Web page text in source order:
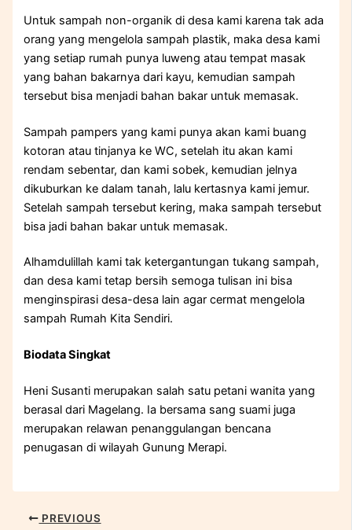
Untuk sampah non-organik di desa kami karena tak ada
orang yang mengelola sampah plastik, maka desa kami
yang setiap rumah punya luweng atau tempat masak
yang bahan bakarnya dari kayu, kemudian sampah
tersebut bisa menjadi bahan bakar untuk memasak.
Sampah pampers yang kami punya akan kami buang
kotoran atau tinjanya ke WC, setelah itu akan kami
rendam sebentar, dan kami sobek, kemudian jelnya
dikuburkan ke dalam tanah, lalu kertasnya kami jemur.
Setelah sampah tersebut kering, maka sampah tersebut
bisa jadi bahan bakar untuk memasak.
Alhamdulillah kami tak ketergantungan tukang sampah,
dan desa kami tetap bersih semoga tulisan ini bisa
menginspirasi desa-desa lain agar cermat mengelola
sampah Rumah Kita Sendiri.
Biodata Singkat
Heni Susanti merupakan salah satu petani wanita yang
berasal dari Magelang. Ia bersama sang suami juga
merupakan relawan penanggulangan bencana
penugasan di wilayah Gunung Merapi.
PREVIOUS